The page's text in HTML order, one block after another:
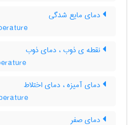
دمای مایع شدگی
نقطه ی ذوب ، دمای ذوب
دمای آمیزه ، دمای اختلاط
دمای صفر